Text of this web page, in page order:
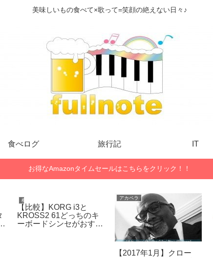
美味しいもの食べて×歌って=笑顔の絶えない日々♪
食べログ 旅行記 IT
お得なAmazonタイムセールはこちらをクリック！！
フィリピン
フィリピン一週間短期留
学に行ってみた！サウス
ピークはスパルタだった
音楽
【簡単】Youtubeの音声